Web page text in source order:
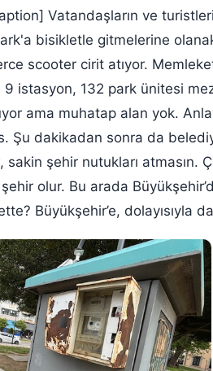
Vatandaşların ve
bisikletle gitmelerine
scooter cirit atıyor.
istasyon, 132 park ünitesi
ama muhatap alan yok.
Şu dakikadan sonra da
şehir nutukları atmasın.
olur. Bu arada
Büyükşehir’e, dolayısıyla